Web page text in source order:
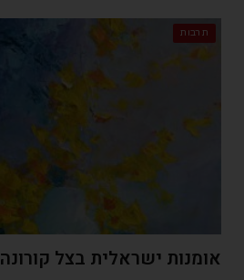
תרבות
אומנות ישראלית בצל קורונה